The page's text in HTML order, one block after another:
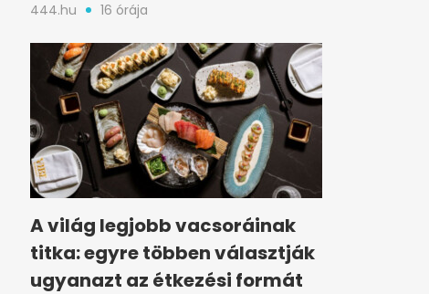
444.hu 16 órája
A világ legjobb vacsoráinak
titka: egyre többen választják
ugyanazt az étkezési formát